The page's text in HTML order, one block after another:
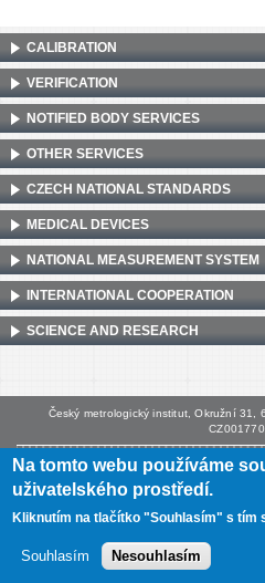
CALIBRATION
VERIFICATION
NOTIFIED BODY SERVICES
OTHER SERVICES
CZECH NATIONAL STANDARDS
MEDICAL DEVICES
NATIONAL MEASUREMENT SYSTEM
INTERNATIONAL COOPERATION
SCIENCE AND RESEARCH
Český metrologický institut, Okružní 31,
Mapa webu•
Na tomto webu používáme
uživatelského prostředí.
Kliknutím na tlačítko "Souhlasím" s tím
Souhlasím Nesouhlasím